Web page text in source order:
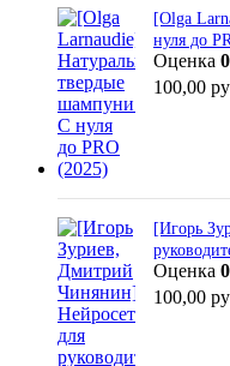
[Olga
нуля до
Оценка 0
100,00
[Игорь
Оценка 0
100,00